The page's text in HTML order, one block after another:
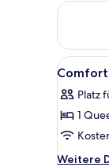
Alle
Fotos
für
Double
Room,
6
Comfort
Platz
1
Weitere
Weitere